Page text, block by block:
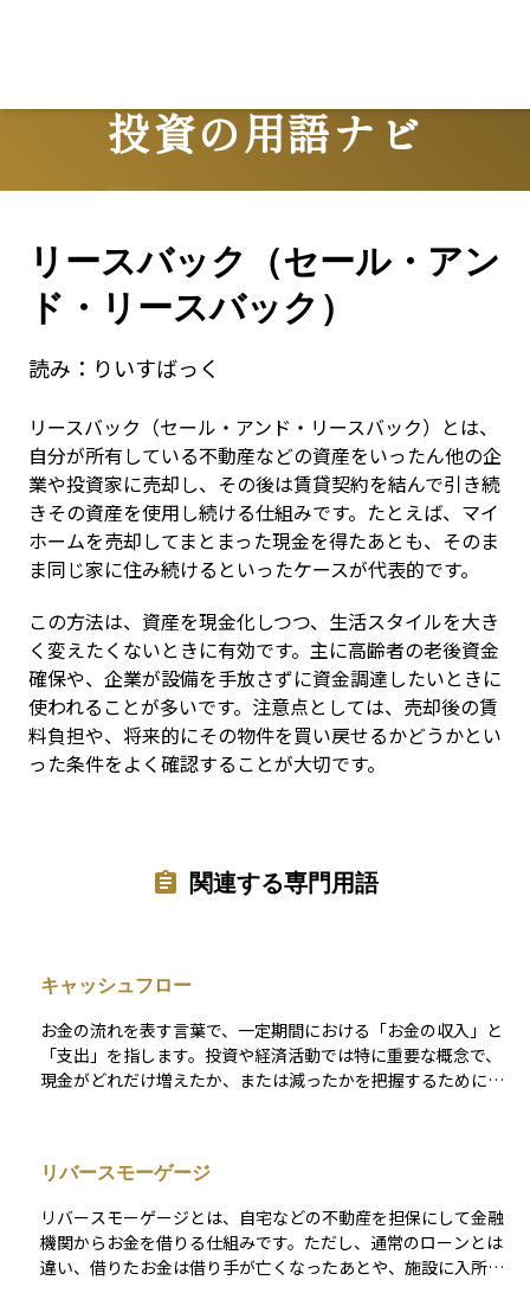
投資の用語ナビ
Terms
リースバック（セール・アン
ド・リースバック）
読み： りいすばっく
リースバック（セール・アンド・リースバック）とは、
自分が所有している不動産などの資産をいったん他の企
業や投資家に売却し、その後は賃貸契約を結んで引き続
きその資産を使用し続ける仕組みです。たとえば、マイ
ホームを売却してまとまった現金を得たあとも、そのま
ま同じ家に住み続けるといったケースが代表的です。
この方法は、資産を現金化しつつ、生活スタイルを大き
く変えたくないときに有効です。主に高齢者の老後資金
確保や、企業が設備を手放さずに資金調達したいときに
使われることが多いです。注意点としては、売却後の賃
料負担や、将来的にその物件を買い戻せるかどうかとい
った条件をよく確認することが大切です。
関連する専門用語
キャッシュフロー
お金の流れを表す言葉で、一定期間における「お金の収入」と
「支出」を指します。投資や経済活動では特に重要な概念で、
現金がどれだけ増えたか、または減ったかを把握するために使
つ目は借入金や配当などの「財務キャッシュフロー」です。 キ
ャッシュフローがプラスであれば手元にお金が増えている状
態、マイナスであれば減っている状態を示します。これを理解
することで、資産の健全性や投資先の実態を見極めることがで
き、初心者でも資金管理や投資判断の基礎として役立てられま
リバースモーゲージ
リバースモーゲージとは、自宅などの不動産を担保にして金融
機関からお金を借りる仕組みです。ただし、通常のローンとは
違い、借りたお金は借り手が亡くなったあとや、施設に入所し